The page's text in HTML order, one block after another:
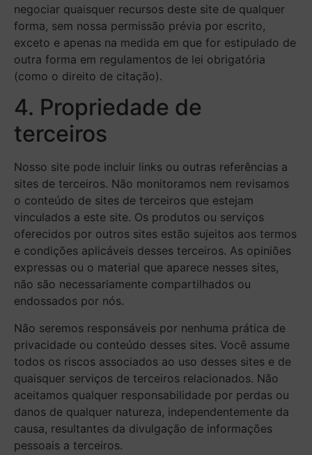
negociar quaisquer recursos deste site de qualquer
forma, sem nossa permissão prévia por escrito,
exceto e apenas na medida em que for estipulado de
outra forma em regulamentos de lei obrigatória
(como o direito de citação).
4. Propriedade de
terceiros
Nosso site pode incluir links ou outras referências a
sites de terceiros. Não monitoramos nem revisamos
o conteúdo de sites de terceiros que estejam
vinculados a este site. Os produtos ou serviços
oferecidos por outros sites estão sujeitos aos termos
e condições aplicáveis desses terceiros. As opiniões
expressas ou o material que aparece nesses sites,
não são necessariamente compartilhados ou
endossados por nós.
Não seremos responsáveis por nenhuma prática de
privacidade ou conteúdo desses sites. Você assume
todos os riscos associados ao uso desses sites e de
quaisquer serviços de terceiros relacionados. Não
aceitamos qualquer responsabilidade por perdas ou
danos de qualquer natureza, independentemente da
causa, resultantes da divulgação de informações
pessoais a terceiros.